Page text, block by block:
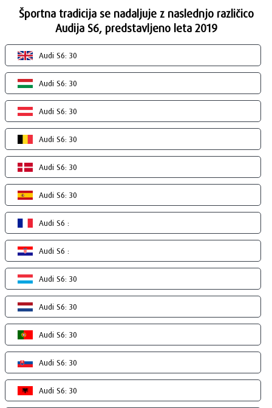
Športna tradicija se nadaljuje z naslednjo različico
Audija S6, predstavljeno leta 2019
Audi S6: 30
Audi S6: 30
Audi S6: 30
Audi S6: 30
Audi S6: 30
Audi S6: 30
Audi S6 :
Audi S6 :
Audi S6: 30
Audi S6: 30
Audi S6: 30
Audi S6: 30
Audi S6: 30